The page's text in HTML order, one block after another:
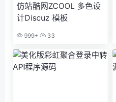
仿站酷网ZCOOL 多色设
计Discuz 模板
999+ 33